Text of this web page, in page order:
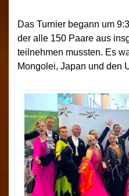
Das Turnier begann um
der alle 150 Paare aus
teilnehmen mussten. Es
Mongolei, Japan und den